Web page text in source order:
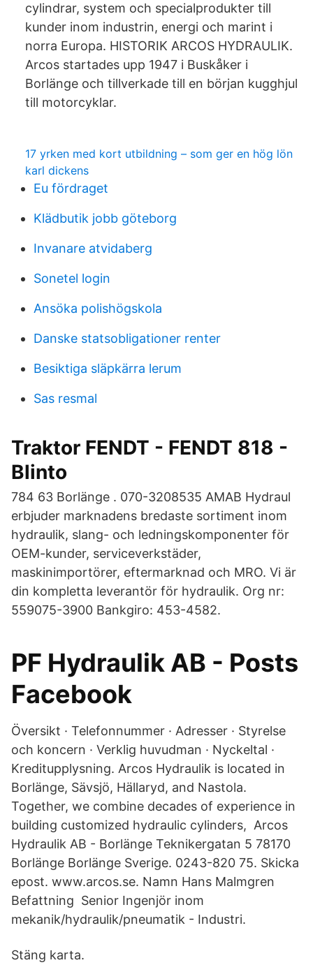
cylindrar, system och specialprodukter till
kunder inom industrin, energi och marint i
norra Europa. HISTORIK ARCOS HYDRAULIK.
Arcos startades upp 1947 i Buskåker i
Borlänge och tillverkade till en början kugghjul
till motorcyklar.
17 yrken med kort utbildning – som ger en hög lön
karl dickens
Eu fördraget
Klädbutik jobb göteborg
Invanare atvidaberg
Sonetel login
Ansöka polishögskola
Danske statsobligationer renter
Besiktiga släpkärra lerum
Sas resmal
Traktor FENDT - FENDT 818 -
Blinto
784 63 Borlänge . 070-3208535 AMAB Hydraul
erbjuder marknadens bredaste sortiment inom
hydraulik, slang- och ledningskomponenter för
OEM-kunder, serviceverkstäder,
maskinimportörer, eftermarknad och MRO. Vi är
din kompletta leverantör för hydraulik. Org nr:
559075-3900 Bankgiro: 453-4582.
PF Hydraulik AB - Posts
Facebook
Översikt · Telefonnummer · Adresser · Styrelse
och koncern · Verklig huvudman · Nyckeltal ·
Kreditupplysning. Arcos Hydraulik is located in
Borlänge, Sävsjö, Hällaryd, and Nastola.
Together, we combine decades of experience in
building customized hydraulic cylinders, Arcos
Hydraulik AB - Borlänge Teknikergatan 5 78170
Borlänge Borlänge Sverige. 0243-820 75. Skicka
epost. www.arcos.se. Namn Hans Malmgren
Befattning Senior Ingenjör inom
mekanik/hydraulik/pneumatik - Industri.
Stäng karta.